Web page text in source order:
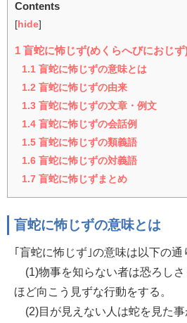
Contents
[ hide]
1 盲蛇に怖じず(めくらへびにおじず
1.1 盲蛇に怖じずの意味とは
1.2 盲蛇に怖じずの由来
1.3 盲蛇に怖じずの文章・例文
1.4 盲蛇に怖じずの会話例
1.5 盲蛇に怖じずの類義語
1.6 盲蛇に怖じずの対義語
1.7 盲蛇に怖じずまとめ
盲蛇に怖じずの意味とは
｢盲蛇に怖じず｣の意味は以下の通
(1)物事を知らない者は恐ろし
ほど向こう見ずな行動をする。
(2)目が見えない人は蛇を見た事